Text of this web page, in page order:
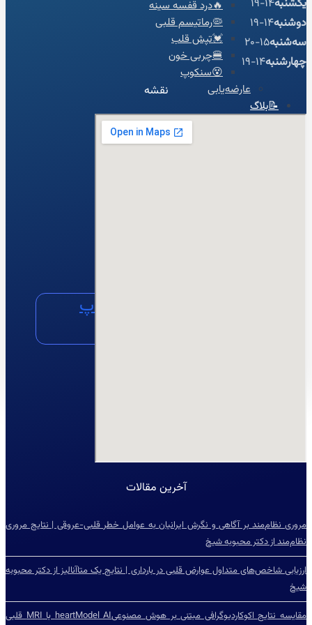
🔥درد قفسه سینه
🦠رماتیسم قلبی
💓تپش قلب
🍔چربی خون
😵سنکوپ
عارضه‌یابی
📝بلاگ
واتساپ
یکشنبه14-19
دوشنبه14-19
سه‌شنبه15-20
چهارشنبه14-19
نقشه
آخرین مقالات
مروری نظام‌مند بر آگاهی و نگرش ایرانیان به عوامل خطر قلبی-عروقی | نتایج مروری
نظام‌مند از دکتر محبوبه شیخ
ارزیابی شاخص‌‌های متداول عوارض قلبی در بارداری | نتایج یک متاآنالیز از دکتر محبوبه
شیخ
مقایسه نتایج اکوکاردیوگرافی مبتنی بر هوش مصنوعیheartModel AI با MRI قلبی